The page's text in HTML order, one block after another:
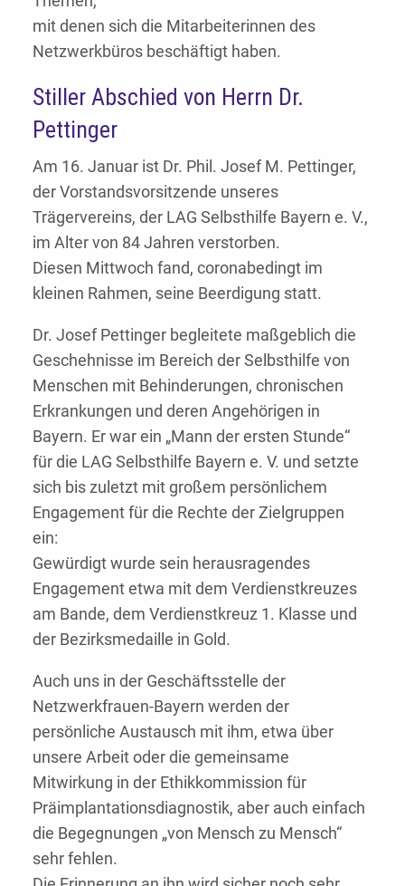
mit denen sich die Mitarbeiterinnen des
Netzwerkbüros beschäftigt haben.
Stiller Abschied von Herrn Dr.
Pettinger
Am 16. Januar ist Dr. Phil. Josef M. Pettinger,
der Vorstandsvorsitzende unseres
Trägervereins, der LAG Selbsthilfe Bayern e. V.,
im Alter von 84 Jahren verstorben.
Diesen Mittwoch fand, coronabedingt im
kleinen Rahmen, seine Beerdigung statt.
Dr. Josef Pettinger begleitete maßgeblich die
Geschehnisse im Bereich der Selbsthilfe von
Menschen mit Behinderungen, chronischen
Erkrankungen und deren Angehörigen in
Bayern. Er war ein „Mann der ersten Stunde“
für die LAG Selbsthilfe Bayern e. V. und setzte
sich bis zuletzt mit großem persönlichem
Engagement für die Rechte der Zielgruppen
ein:
Gewürdigt wurde sein herausragendes
Engagement etwa mit dem Verdienstkreuzes
am Bande, dem Verdienstkreuz 1. Klasse und
der Bezirksmedaille in Gold.
Auch uns in der Geschäftsstelle der
Netzwerkfrauen-Bayern werden der
persönliche Austausch mit ihm, etwa über
unsere Arbeit oder die gemeinsame
Mitwirkung in der Ethikkommission für
Präimplantationsdiagnostik, aber auch einfach
die Begegnungen „von Mensch zu Mensch“
sehr fehlen.